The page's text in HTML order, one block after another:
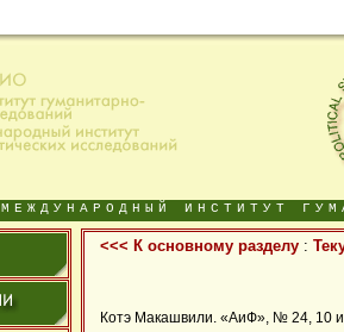
МЕЖДУНАРОДНЫЙ ИНСТИТУТ
<<< К основному разделу:
Котэ Макашвили. «АиФ», № 24, 10